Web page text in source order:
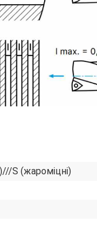
S (жароміцні)